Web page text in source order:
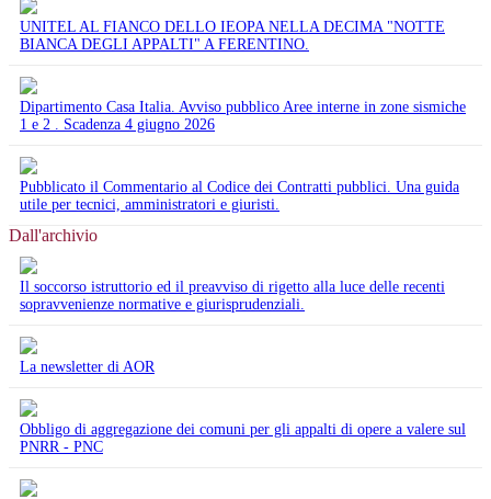
UNITEL AL FIANCO DELLO IEOPA NELLA DECIMA "NOTTE
BIANCA DEGLI APPALTI" A FERENTINO.
Dipartimento Casa Italia. Avviso pubblico Aree interne in zone sismiche
1 e 2 . Scadenza 4 giugno 2026
Pubblicato il Commentario al Codice dei Contratti pubblici. Una guida
utile per tecnici, amministratori e giuristi.
Dall'archivio
Il soccorso istruttorio ed il preavviso di rigetto alla luce delle recenti
sopravvenienze normative e giurisprudenziali.
La newsletter di AOR
Obbligo di aggregazione dei comuni per gli appalti di opere a valere sul
PNRR - PNC